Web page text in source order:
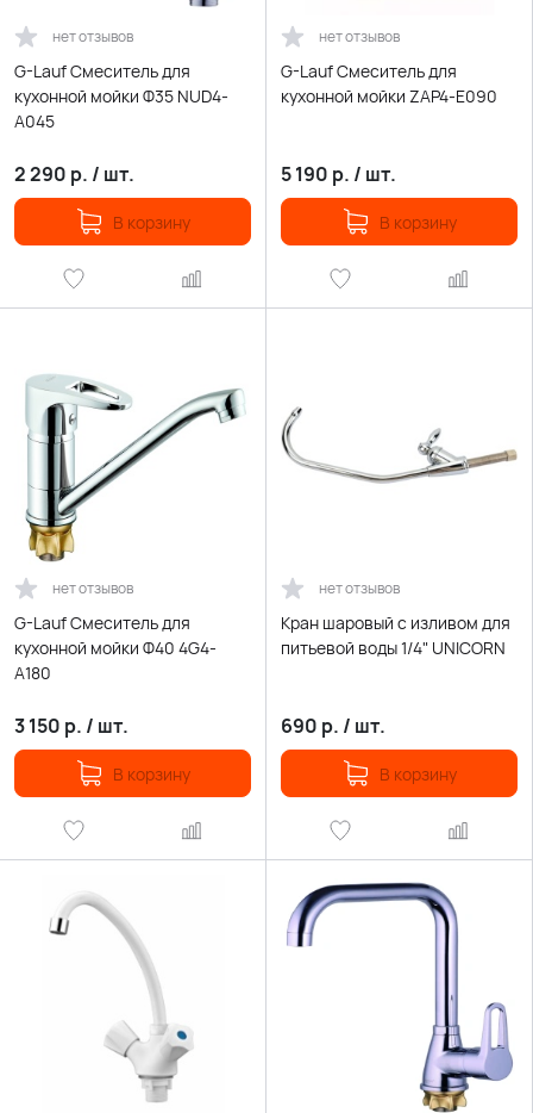
нет отзывов
G-Lauf Смеситель для
кухонной мойки Ф35 NUD4-
A045
2 290 р. / шт.
В корзину
нет отзывов
G-Lauf Смеситель для
кухонной мойки ZAP4-E090
5 190 р. / шт.
В корзину
нет отзывов
G-Lauf Смеситель для
кухонной мойки Ф40 4G4-
А180
3 150 р. / шт.
В корзину
нет отзывов
Кран шаровый с изливом для
питьевой воды 1/4" UNICORN
690 р. / шт.
В корзину